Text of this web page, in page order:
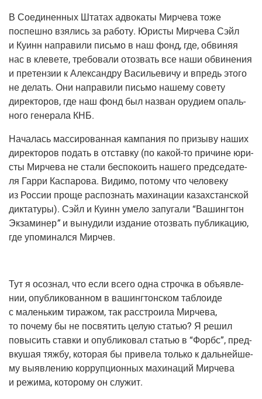
В Соеди­нен­ных Шта­тах адво­ка­ты Мир­че­ва тоже
поспеш­но взя­лись за рабо­ту. Юри­сты Мир­че­ва Сэйл
и Куинн напра­ви­ли пись­мо в наш фонд, где, обви­няя
нас в кле­ве­те, тре­бо­ва­ли ото­звать все наши обви­не­ния
и пре­тен­зии к Алек­сан­дру Васи­лье­ви­чу и впредь это­го
не делать. Они напра­ви­ли пись­мо наше­му сове­ту
дирек­то­ров, где наш фонд был назван ору­ди­ем опаль­
но­го гене­ра­ла КНБ.
Нача­лась мас­си­ро­ван­ная кам­па­ния по при­зы­ву наших
дирек­то­ров подать в отстав­ку (по какой-то при­чине юри­
сты Мир­че­ва не ста­ли бес­по­ко­ить наше­го пред­се­да­те­
ля Гар­ри Кас­па­ро­ва. Види­мо, пото­му что чело­ве­ку
из Рос­сии про­ще рас­по­знать махи­на­ции казах­стан­ской
дик­та­ту­ры). Сэйл и Куинн уме­ло запу­га­ли “Вашинг­тон
Экза­ми­нер” и выну­ди­ли изда­ние ото­звать пуб­ли­ка­цию,
где упо­ми­нал­ся Мирчев.
Тут я осо­знал, что если все­го одна строч­ка в объ­яв­ле­
нии, опуб­ли­ко­ван­ном в вашинг­тон­ском таб­ло­и­де
с малень­ким тира­жом, так рас­стро­и­ла Мир­че­ва,
то поче­му бы не посвя­тить целую ста­тью? Я решил
повы­сить став­ки и опуб­ли­ко­вал ста­тью в “Форбс”, пред­
вку­шая тяж­бу, кото­рая бы при­ве­ла толь­ко к даль­ней­ше­
му выяв­ле­нию кор­руп­ци­он­ных махи­на­ций Мир­че­ва
и режи­ма, кото­ро­му он служит.